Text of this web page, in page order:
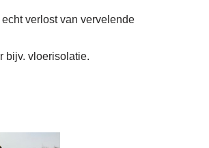
verlost van vervelende
bijv. vloerisolatie.